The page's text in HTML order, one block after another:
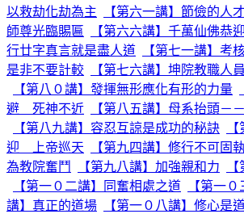
以救劫化劫為主
【第六一講】節儉的人
師尊光臨賜匾
【第六六講】千萬仙佛恭
行廿字真言就是盡人道
【第七一講】考
是非不要計較
【第七六講】坤院教職人
【第八０講】發揮無形應化有形的力量
避 死神不近
【第八五講】母系抬頭－
【第八九講】容忍互諒是成功的秘訣
迎 上帝巡天
【第九四講】修行不可固
為教院奮鬥
【第九八講】加強親和力
【第一０二講】同奮相處之道
【第一
講】真正的道場
【第一０八講】修心是